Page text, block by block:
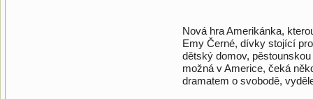
Nová hra Amerikánka,
Emy Černé, dívky stojící
dětský domov,
možná v Americe, čeká
dramatem o svobodě,